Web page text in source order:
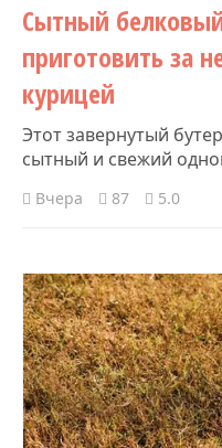
Сытный
приготовить за
курицей
Этот завернутый
сытный и свежий
Вчера 87 5.0